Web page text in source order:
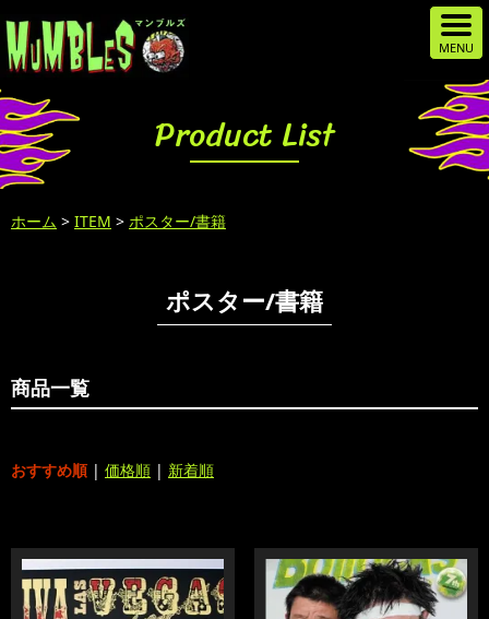
Product List
ホーム > ITEM > ポスター/書籍
ポスター/書籍
商品一覧
おすすめ順 | 価格順 | 新着順